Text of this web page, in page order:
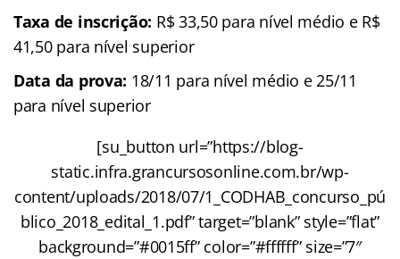
Taxa de inscrição: R$ 33,50 para nível médio e R$
41,50 para nível superior
Data da prova: 18/11 para nível médio e 25/11
para nível superior
[su_button url=”https://blog-
static.infra.grancursosonline.com.br/wp-
content/uploads/2018/07/1_CODHAB_concurso_pú
blico_2018_edital_1.pdf” target=”blank” style=”flat”
background=”#0015ff” color=”#ffffff” size=”7″